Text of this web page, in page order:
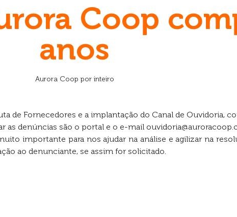
Coop
anos
Aurora Coop por inteiro
de Fornecedores e a implantação do Canal de Ouvidoria,
as denúncias são o portal e o e-mail
importante para nos ajudar na análise e agilizar na
ao denunciante, se assim for solicitado.